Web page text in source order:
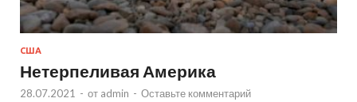
США
Нетерпеливая Америка
28.07.2021 - от admin - Оставьте комментарий